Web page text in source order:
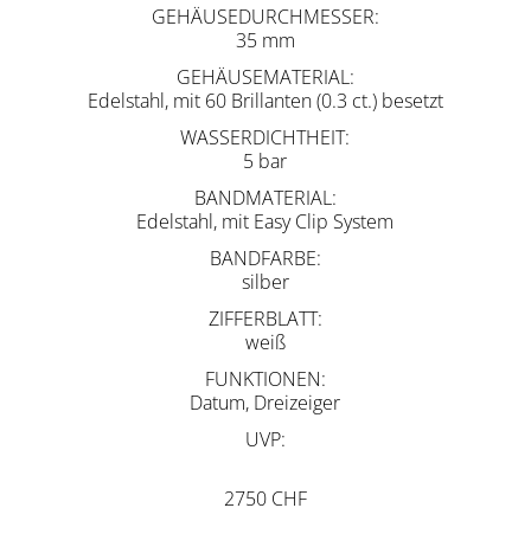
GEHÄUSEDURCHMESSER
35 mm
GEHÄUSEMATERIAL
Edelstahl, mit 60 Brillanten (0.3 ct.) besetzt
WASSERDICHTHEIT
5 bar
BANDMATERIAL
Edelstahl, mit Easy Clip System
BANDFARBE
silber
ZIFFERBLATT
weiß
FUNKTIONEN
Datum, Dreizeiger
UVP
2750 CHF